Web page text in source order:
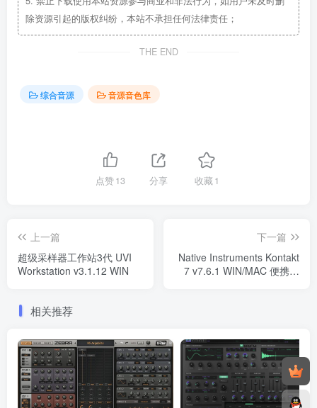
除资源引起的版权纠纷，本站不承担任何法律责任；
THE END
综合音源 音源音色库
点赞13 分享 收藏1
上一篇
超级采样器工作站3代 UVI
Workstation v3.1.12 WIN
下一篇
Native Instruments Kontakt
7 v7.6.1 WIN/MAC 便携版
相关推荐